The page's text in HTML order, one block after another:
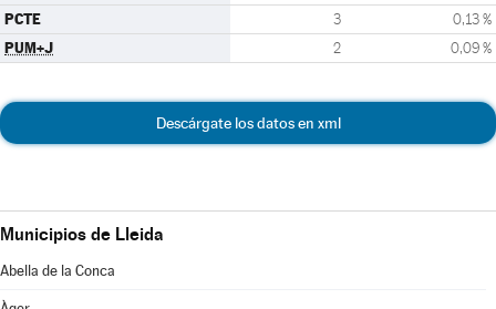
PCTE 3 0,13 %
PUM+J 2 0,09 %
Descárgate los datos en xml
Municipios de Lleida
Abella de la Conca